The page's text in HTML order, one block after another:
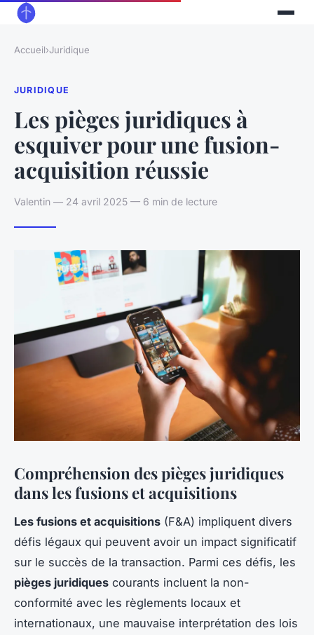
Accueil›Juridique
JURIDIQUE
Les pièges juridiques à
esquiver pour une fusion-
acquisition réussie
Valentin — 24 avril 2025 — 6 min de lecture
Compréhension des pièges juridiques
dans les fusions et acquisitions
Les fusions et acquisitions (F&A) impliquent divers
défis légaux qui peuvent avoir un impact significatif
sur le succès de la transaction. Parmi ces défis, les
pièges juridiques courants incluent la non-
conformité avec les règlements locaux et
internationaux, une mauvaise interprétation des lois